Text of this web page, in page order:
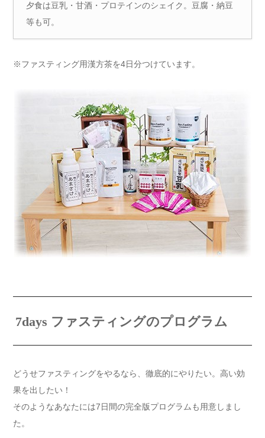
夕食は豆乳・甘酒・プロテインのシェイク。豆腐・納豆
等も可。
※ファスティング用漢方茶を4日分つけています。
7days ファスティングのプログラム
どうせファスティングをやるなら、徹底的にやりたい。高い効
果を出したい！
そのようなあなたには7日間の完全版プログラムも用意しまし
た。